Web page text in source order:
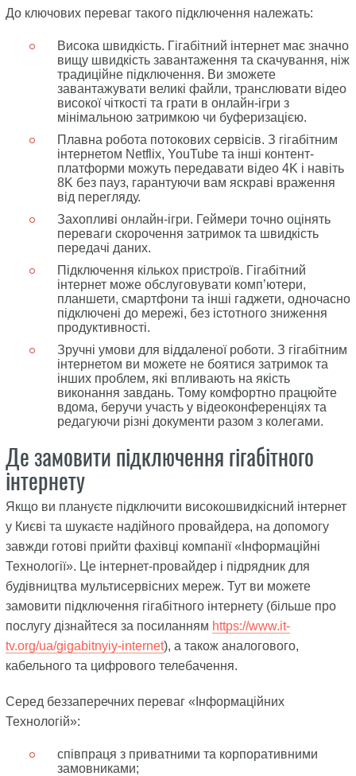
До ключових переваг такого підключення належать:
Висока швидкість. Гігабітний інтернет має значно
вищу швидкість завантаження та скачування, ніж
традиційне підключення. Ви зможете
завантажувати великі файли, транслювати відео
високої чіткості та грати в онлайн-ігри з
мінімальною затримкою чи буферизацією.
Плавна робота потокових сервісів. З гігабітним
інтернетом Netflix, YouTube та інші контент-
платформи можуть передавати відео 4K і навіть
8K без пауз, гарантуючи вам яскраві враження
від перегляду.
Захопливі онлайн-ігри. Геймери точно оцінять
переваги скорочення затримок та швидкість
передачі даних.
Підключення кількох пристроїв. Гігабітний
інтернет може обслуговувати комп’ютери,
планшети, смартфони та інші гаджети, одночасно
підключені до мережі, без істотного зниження
продуктивності.
Зручні умови для віддаленої роботи. З гігабітним
інтернетом ви можете не боятися затримок та
інших проблем, які впливають на якість
виконання завдань. Тому комфортно працюйте
вдома, беручи участь у відеоконференціях та
редагуючи різні документи разом з колегами.
Де замовити підключення гігабітного
інтернету
Якщо ви плануєте підключити високошвидкісний інтернет
у Києві та шукаєте надійного провайдера, на допомогу
завжди готові прийти фахівці компанії «Інформаційні
Технології». Це інтернет-провайдер і підрядник для
будівництва мультисервісних мереж. Тут ви можете
замовити підключення гігабітного інтернету (більше про
послугу дізнайтеся за посиланням https://www.it-
tv.org/ua/gigabitnyiy-internet), а також аналогового,
кабельного та цифрового телебачення.
Серед беззаперечних переваг «Інформаційних
Технологій»:
співпраця з приватними та корпоративними
замовниками;